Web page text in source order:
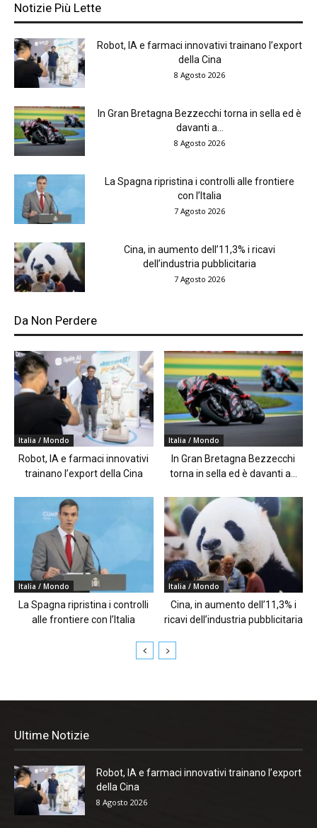
Notizie Più Lette
Robot, IA e farmaci innovativi trainano l’export
della Cina
8 Agosto 2026
In Gran Bretagna Bezzecchi torna in sella ed è
davanti a...
8 Agosto 2026
La Spagna ripristina i controlli alle frontiere
con l’Italia
7 Agosto 2026
Cina, in aumento dell’11,3% i ricavi
dell’industria pubblicitaria
7 Agosto 2026
Da Non Perdere
Italia / Mondo
Robot, IA e farmaci innovativi
trainano l’export della Cina
Italia / Mondo
In Gran Bretagna Bezzecchi
torna in sella ed è davanti a...
Italia / Mondo
La Spagna ripristina i controlli
alle frontiere con l’Italia
Italia / Mondo
Cina, in aumento dell’11,3% i
ricavi dell’industria pubblicitaria
Ultime Notizie
Robot, IA e farmaci innovativi trainano l’export
della Cina
8 Agosto 2026